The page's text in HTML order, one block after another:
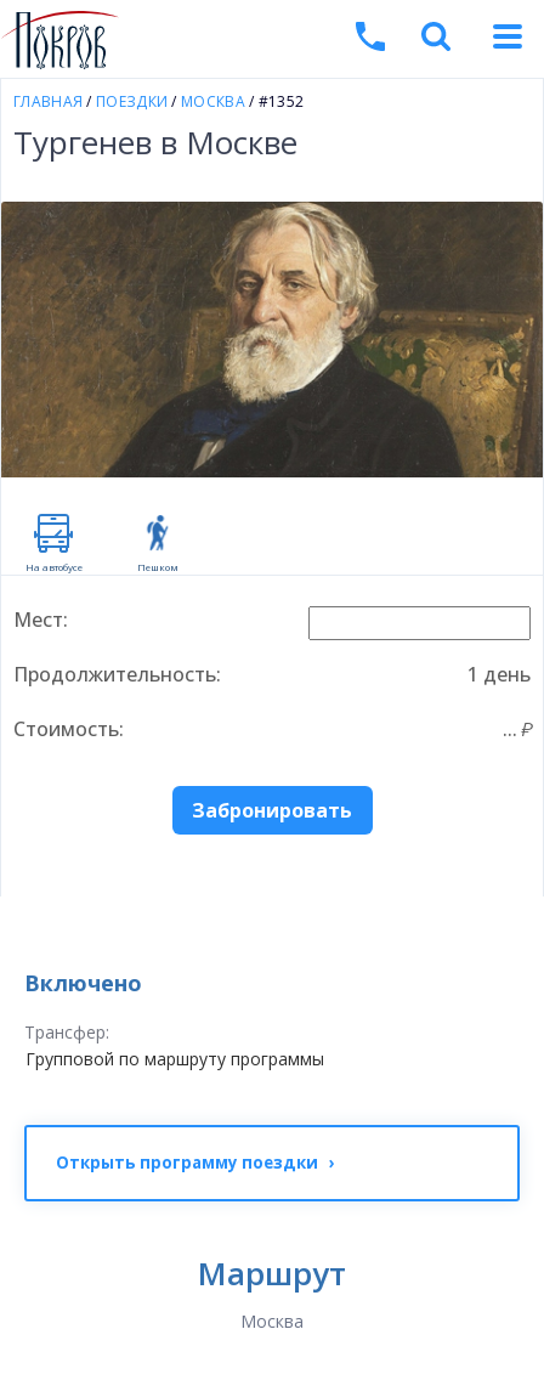
ГЛАВНАЯ / ПОЕЗДКИ / МОСКВА/ #1352
Тургенев в Москве
На автобусе Пешком
Мест:
Продолжительность: 1 день
Стоимость: ...
Забронировать
Включено
Трансфер:
Групповой по маршруту программы
Открыть программу поездки ›
Маршрут
Москва